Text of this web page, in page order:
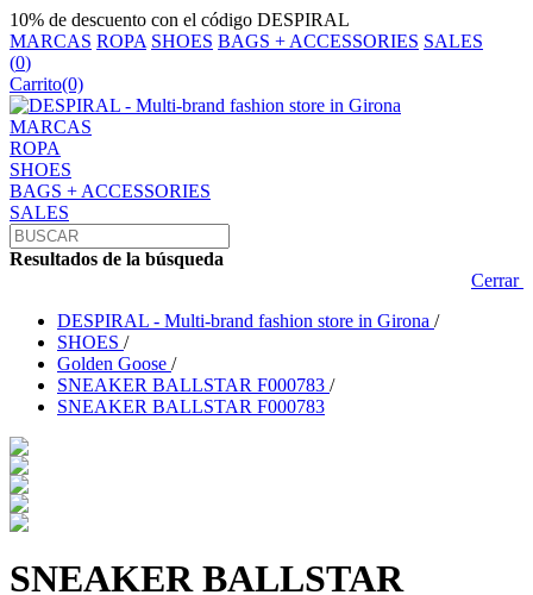
10% de descuento con el código DESPIRAL
MARCAS ROPA SHOES BAGS + ACCESSORIES SALES
(0)
Carrito(0)
MARCAS
ROPA
SHOES
BAGS + ACCESSORIES
SALES
Resultados de la búsqueda
Cerrar
DESPIRAL - Multi-brand fashion store in Girona /
SHOES /
Golden Goose /
SNEAKER BALLSTAR F000783 /
SNEAKER BALLSTAR F000783
SNEAKER BALLSTAR